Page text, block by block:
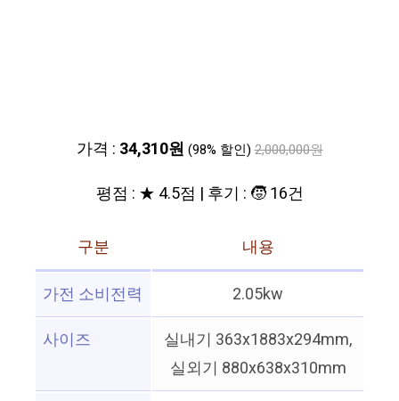
가격 : 34,310원 (98% 할인) 2,000,000원
평점 : ★ 4.5점 | 후기 : 🧒 16건
구분
내용
가전 소비전력
2.05kw
사이즈
실내기 363x1883x294mm,
실외기 880x638x310mm